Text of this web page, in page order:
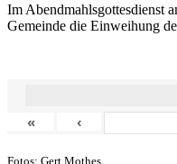
Im Abendmahlsgottesdienst
Gemeinde die Einweihung
« ‹
Fotos: Gert Mothes